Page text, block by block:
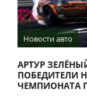
Новости авто
АРТУР
ПОБЕДИТЕЛИ
ЧЕМПИОНАТА